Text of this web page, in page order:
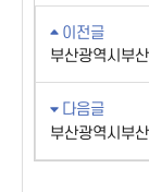
이전글
부산광역시부
다음글
부산광역시부